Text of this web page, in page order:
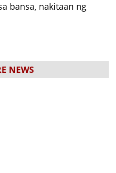
bansa, nakitaan ng
NEWS